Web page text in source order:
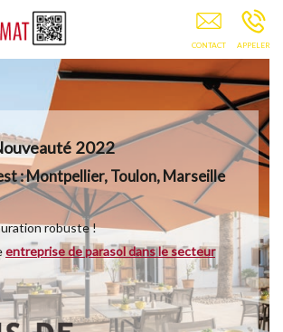
SUDCLIMAT Parasols Professionnels & Accessoires
Pour Parasol Marseille Nimes Montpellier
2022
: Montpellier, Toulon, Marseille
robuste !
entreprise de parasol dans le secteur